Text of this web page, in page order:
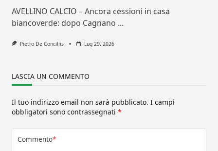
AVELLINO CALCIO – Ancora cessioni in casa
biancoverde: dopo Cagnano ...
Pietro De Conciliis Lug 29, 2026
LASCIA UN COMMENTO
Il tuo indirizzo email non sarà pubblicato. I campi
obbligatori sono contrassegnati *
Commento*